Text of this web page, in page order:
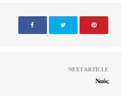
NEXT ARTICLE
Ναός